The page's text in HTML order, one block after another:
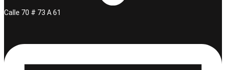
Calle 70 # 73 A 61